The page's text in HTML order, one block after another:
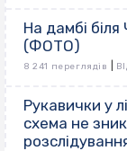
На дамбі
(ФОТО)
8 241 переглядів
Рукавички у
схема не